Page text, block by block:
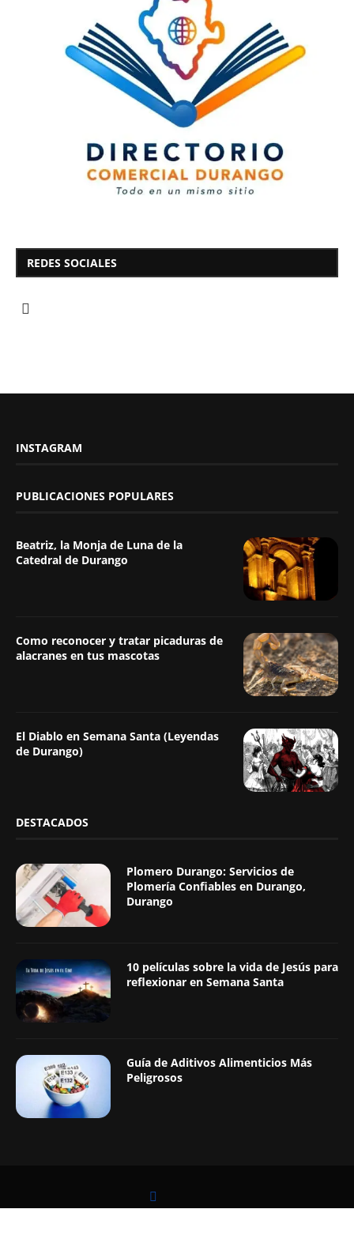
REDES SOCIALES
INSTAGRAM
PUBLICACIONES POPULARES
Beatriz, la Monja de Luna de la
Catedral de Durango
Como reconocer y tratar picaduras de
alacranes en tus mascotas
El Diablo en Semana Santa (Leyendas
de Durango)
DESTACADOS
Plomero Durango: Servicios de
Plomería Confiables en Durango,
Durango
10 películas sobre la vida de Jesús para
reflexionar en Semana Santa
Guía de Aditivos Alimenticios Más
Peligrosos